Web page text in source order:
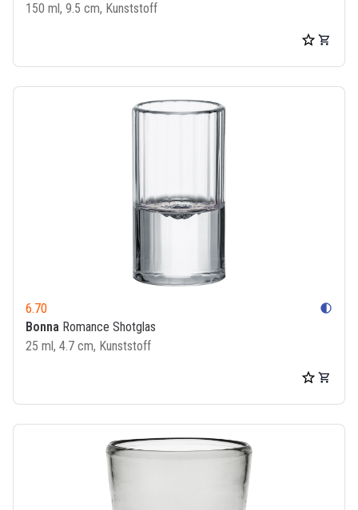
150 ml, 9.5 cm, Kunststoff
6.70 contrast
Bonna Romance Shotglas
25 ml, 4.7 cm, Kunststoff